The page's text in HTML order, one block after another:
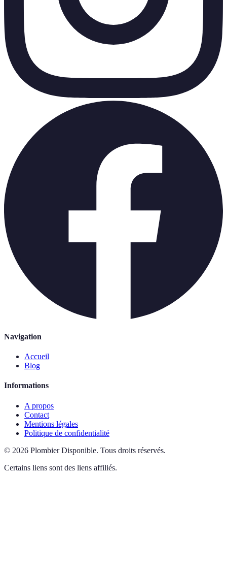
Navigation
Accueil
Blog
Informations
A propos
Contact
Mentions légales
Politique de confidentialité
© 2026 Plombier Disponible. Tous droits réservés.
Certains liens sont des liens affiliés.